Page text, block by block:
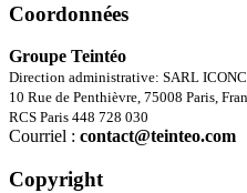
Coordonnées
Groupe Teintéo
Direction administrative: SARL
10 Rue de Penthièvre, 75008 Paris,
RCS Paris 448 728 030
Courriel : contact@teinteo.com
Copyright